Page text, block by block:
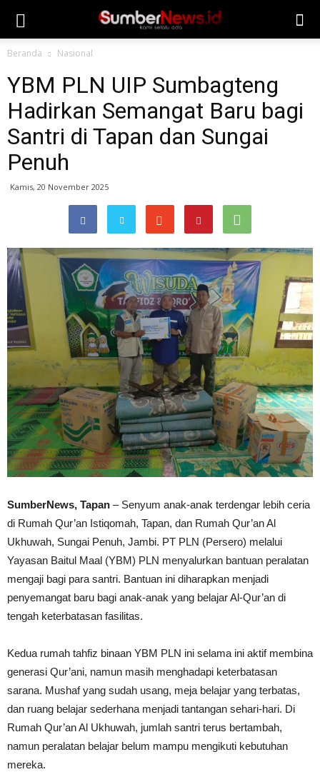
Beranda Nasional
YBM PLN UIP Sumbagteng
Hadirkan Semangat Baru bagi
Santri di Tapan dan Sungai
Penuh
Kamis, 20 November 2025
SumberNews, Tapan – Senyum anak-anak terdengar lebih ceria
di Rumah Qur’an Istiqomah, Tapan, dan Rumah Qur’an Al
Ukhuwah, Sungai Penuh, Jambi. PT PLN (Persero) melalui
Yayasan Baitul Maal (YBM) PLN menyalurkan bantuan peralatan
mengaji bagi para santri. Bantuan ini diharapkan menjadi
penyemangat baru bagi anak-anak yang belajar Al-Qur’an di
tengah keterbatasan fasilitas.
Kedua rumah tahfiz binaan YBM PLN ini selama ini aktif membina
generasi Qur’ani, namun masih menghadapi keterbatasan
sarana. Mushaf yang sudah usang, meja belajar yang terbatas,
dan ruang belajar sederhana menjadi tantangan sehari-hari. Di
Rumah Qur’an Al Ukhuwah, jumlah santri terus bertambah,
namun peralatan belajar belum mampu mengikuti kebutuhan
mereka.